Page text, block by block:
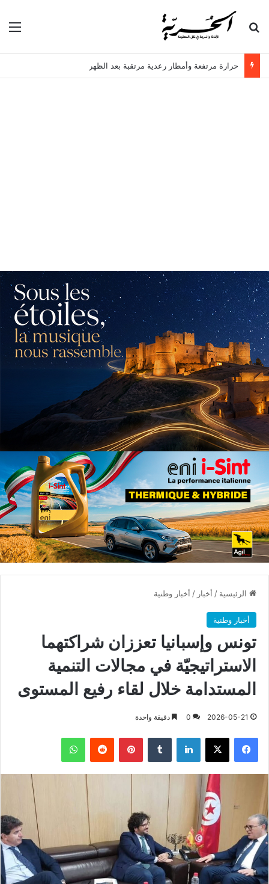
بحث عن
حرارة مرتفعة وأمطار رعدية مرتقبة بعد الظهر
الرئيسية / أخبار / أخبار وطنية
أخبار وطنية
تونس وإسبانيا تعززان شراكتهما
الاستراتيجيّة في مجالات التنمية
المستدامة خلال لقاء رفيع المستوى
2026-05-21
0 دقيقة واحدة
فيسبوك X لينكدإن بينتيريست واتساب